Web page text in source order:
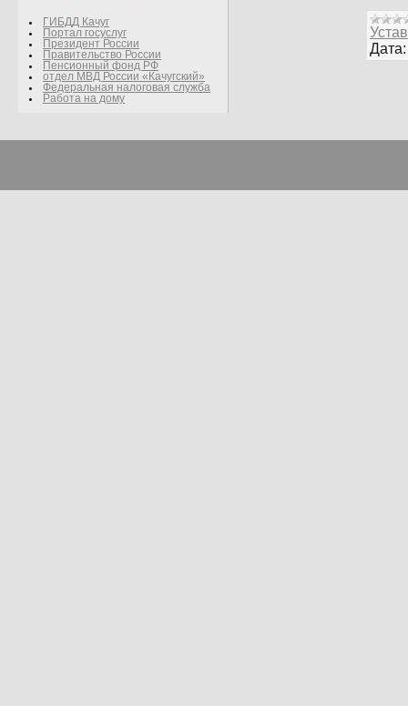
ГИБДД Качуг
Портал госуслуг
Президент России
Правительство России
Пенсионный фонд РФ
отдел МВД России «Качугский»
Федеральная налоговая служба
Работа на дому
Устав
Дата: